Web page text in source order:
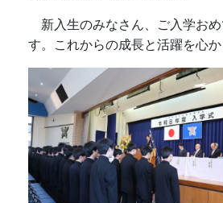
新入生のみなさん、ご入学おめ
す。これからの成長と活躍を心か